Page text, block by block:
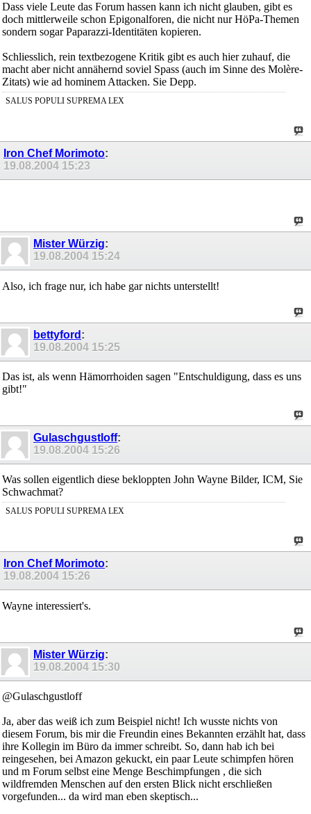
Dass viele Leute das Forum hassen kann ich nicht glauben, gibt es
doch mittlerweile schon Epigonalforen, die nicht nur HöPa-Themen
sondern sogar Paparazzi-Identitäten kopieren.
Schliesslich, rein textbezogene Kritik gibt es auch hier zuhauf, die
macht aber nicht annähernd soviel Spass (auch im Sinne des Molère-
Zitats) wie ad hominem Attacken. Sie Depp.
SALUS POPULI SUPREMA LEX
Iron Chef Morimoto:
19.08.2004 15:23
Mister Würzig:
19.08.2004 15:24
Also, ich frage nur, ich habe gar nichts unterstellt!
bettyford :
19.08.2004 15:25
Das ist, als wenn Hämorrhoiden sagen "Entschuldigung, dass es uns
gibt!"
Gulaschgustloff:
19.08.2004 15:26
Was sollen eigentlich diese bekloppten John Wayne Bilder, ICM, Sie
Schwachmat?
SALUS POPULI SUPREMA LEX
Iron Chef Morimoto:
19.08.2004 15:26
Wayne interessiert's.
Mister Würzig:
19.08.2004 15:30
@Gulaschgustloff
Ja, aber das weiß ich zum Beispiel nicht! Ich wusste nichts von
diesem Forum, bis mir die Freundin eines Bekannten erzählt hat, dass
ihre Kollegin im Büro da immer schreibt. So, dann hab ich bei
reingesehen, bei Amazon gekuckt, ein paar Leute schimpfen hören
und m Forum selbst eine Menge Beschimpfungen , die sich
wildfremden Menschen auf den ersten Blick nicht erschließen
vorgefunden... da wird man eben skeptisch...